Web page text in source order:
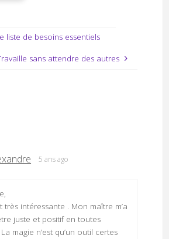
liste de besoins essentiels
sans attendre des autres
5 ans ago
très intéressante . Mon maître m’a
juste et positif en toutes
magie n’est qu’un outil certes